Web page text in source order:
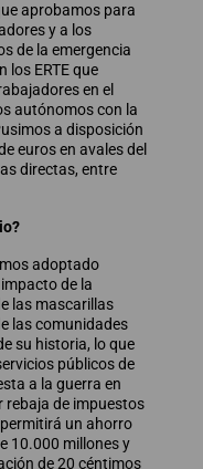
aprobamos para
y a los
de la emergencia
los ERTE que
en el
autónomos con la
a disposición
euros en avales del
directas, entre
adoptado
de la
las mascarillas
las comunidades
su historia, lo que
públicos de
a la guerra en
rebaja de impuestos
un ahorro
10.000 millones y
de 20 céntimos